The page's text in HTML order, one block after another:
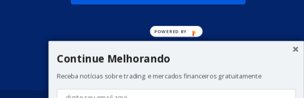
Continue Melhorando
Receba notícias sobre trading e mercados financeiros gratuitamente
POWERED
BY